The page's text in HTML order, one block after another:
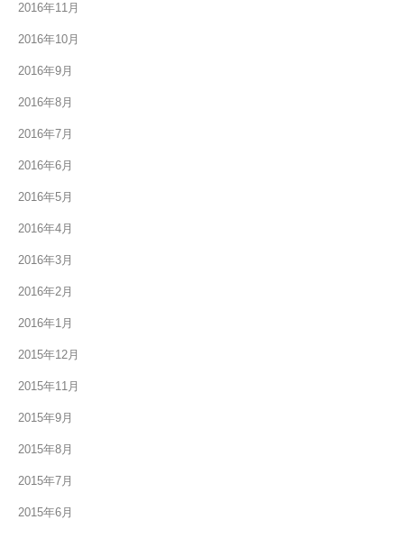
2016年11月
2016年10月
2016年9月
2016年8月
2016年7月
2016年6月
2016年5月
2016年4月
2016年3月
2016年2月
2016年1月
2015年12月
2015年11月
2015年9月
2015年8月
2015年7月
2015年6月